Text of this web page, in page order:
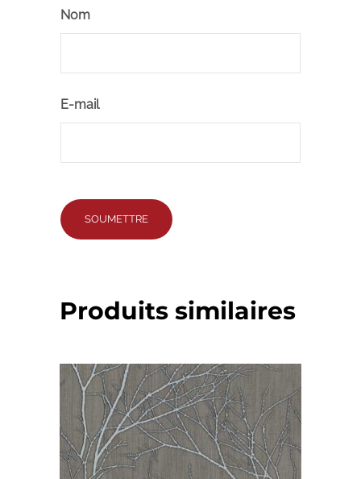
Nom
E-mail
Produits similaires